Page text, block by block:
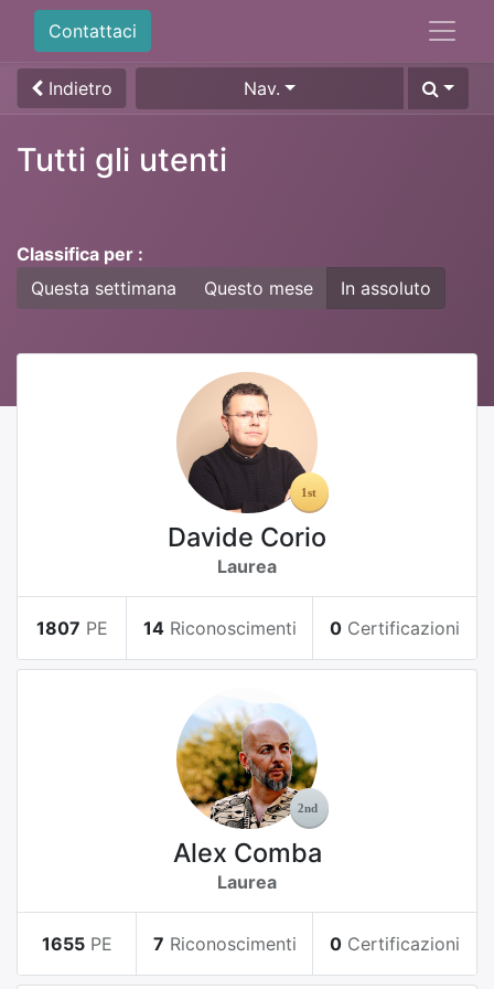
Contattaci
Indietro Nav.
Tutti gli utenti
Classifica per :
Questa settimana
Questo mese In assoluto
Davide Corio
Laurea
1807 PE 14 Riconoscimenti 0 Certificazioni
Alex Comba
Laurea
1655 PE 7 Riconoscimenti 0 Certificazioni